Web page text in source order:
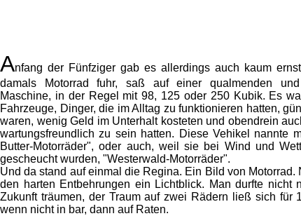
Anfang der Fünfziger gab es allerdings auch kaum
damals Motorrad fuhr, saß auf einer qualmenden
Maschine, in der Regel mit 98, 125 oder 250 Kubik. Es
Fahrzeuge, Dinger, die im Alltag zu funktionieren hatten,
waren, wenig Geld im Unterhalt kosteten und obendrein
wartungsfreundlich zu sein hatten. Diese Vehikel nannte
Butter-Motorräder", oder auch, weil sie bei Wind und
gescheucht wurden, "Westerwald-Motorräder".
Und da stand auf einmal die Regina. Ein Bild von Motorrad.
den harten Entbehrungen ein Lichtblick. Man durfte nicht
Zukunft träumen, der Traum auf zwei Rädern ließ sich für
wenn nicht in bar, dann auf Raten.